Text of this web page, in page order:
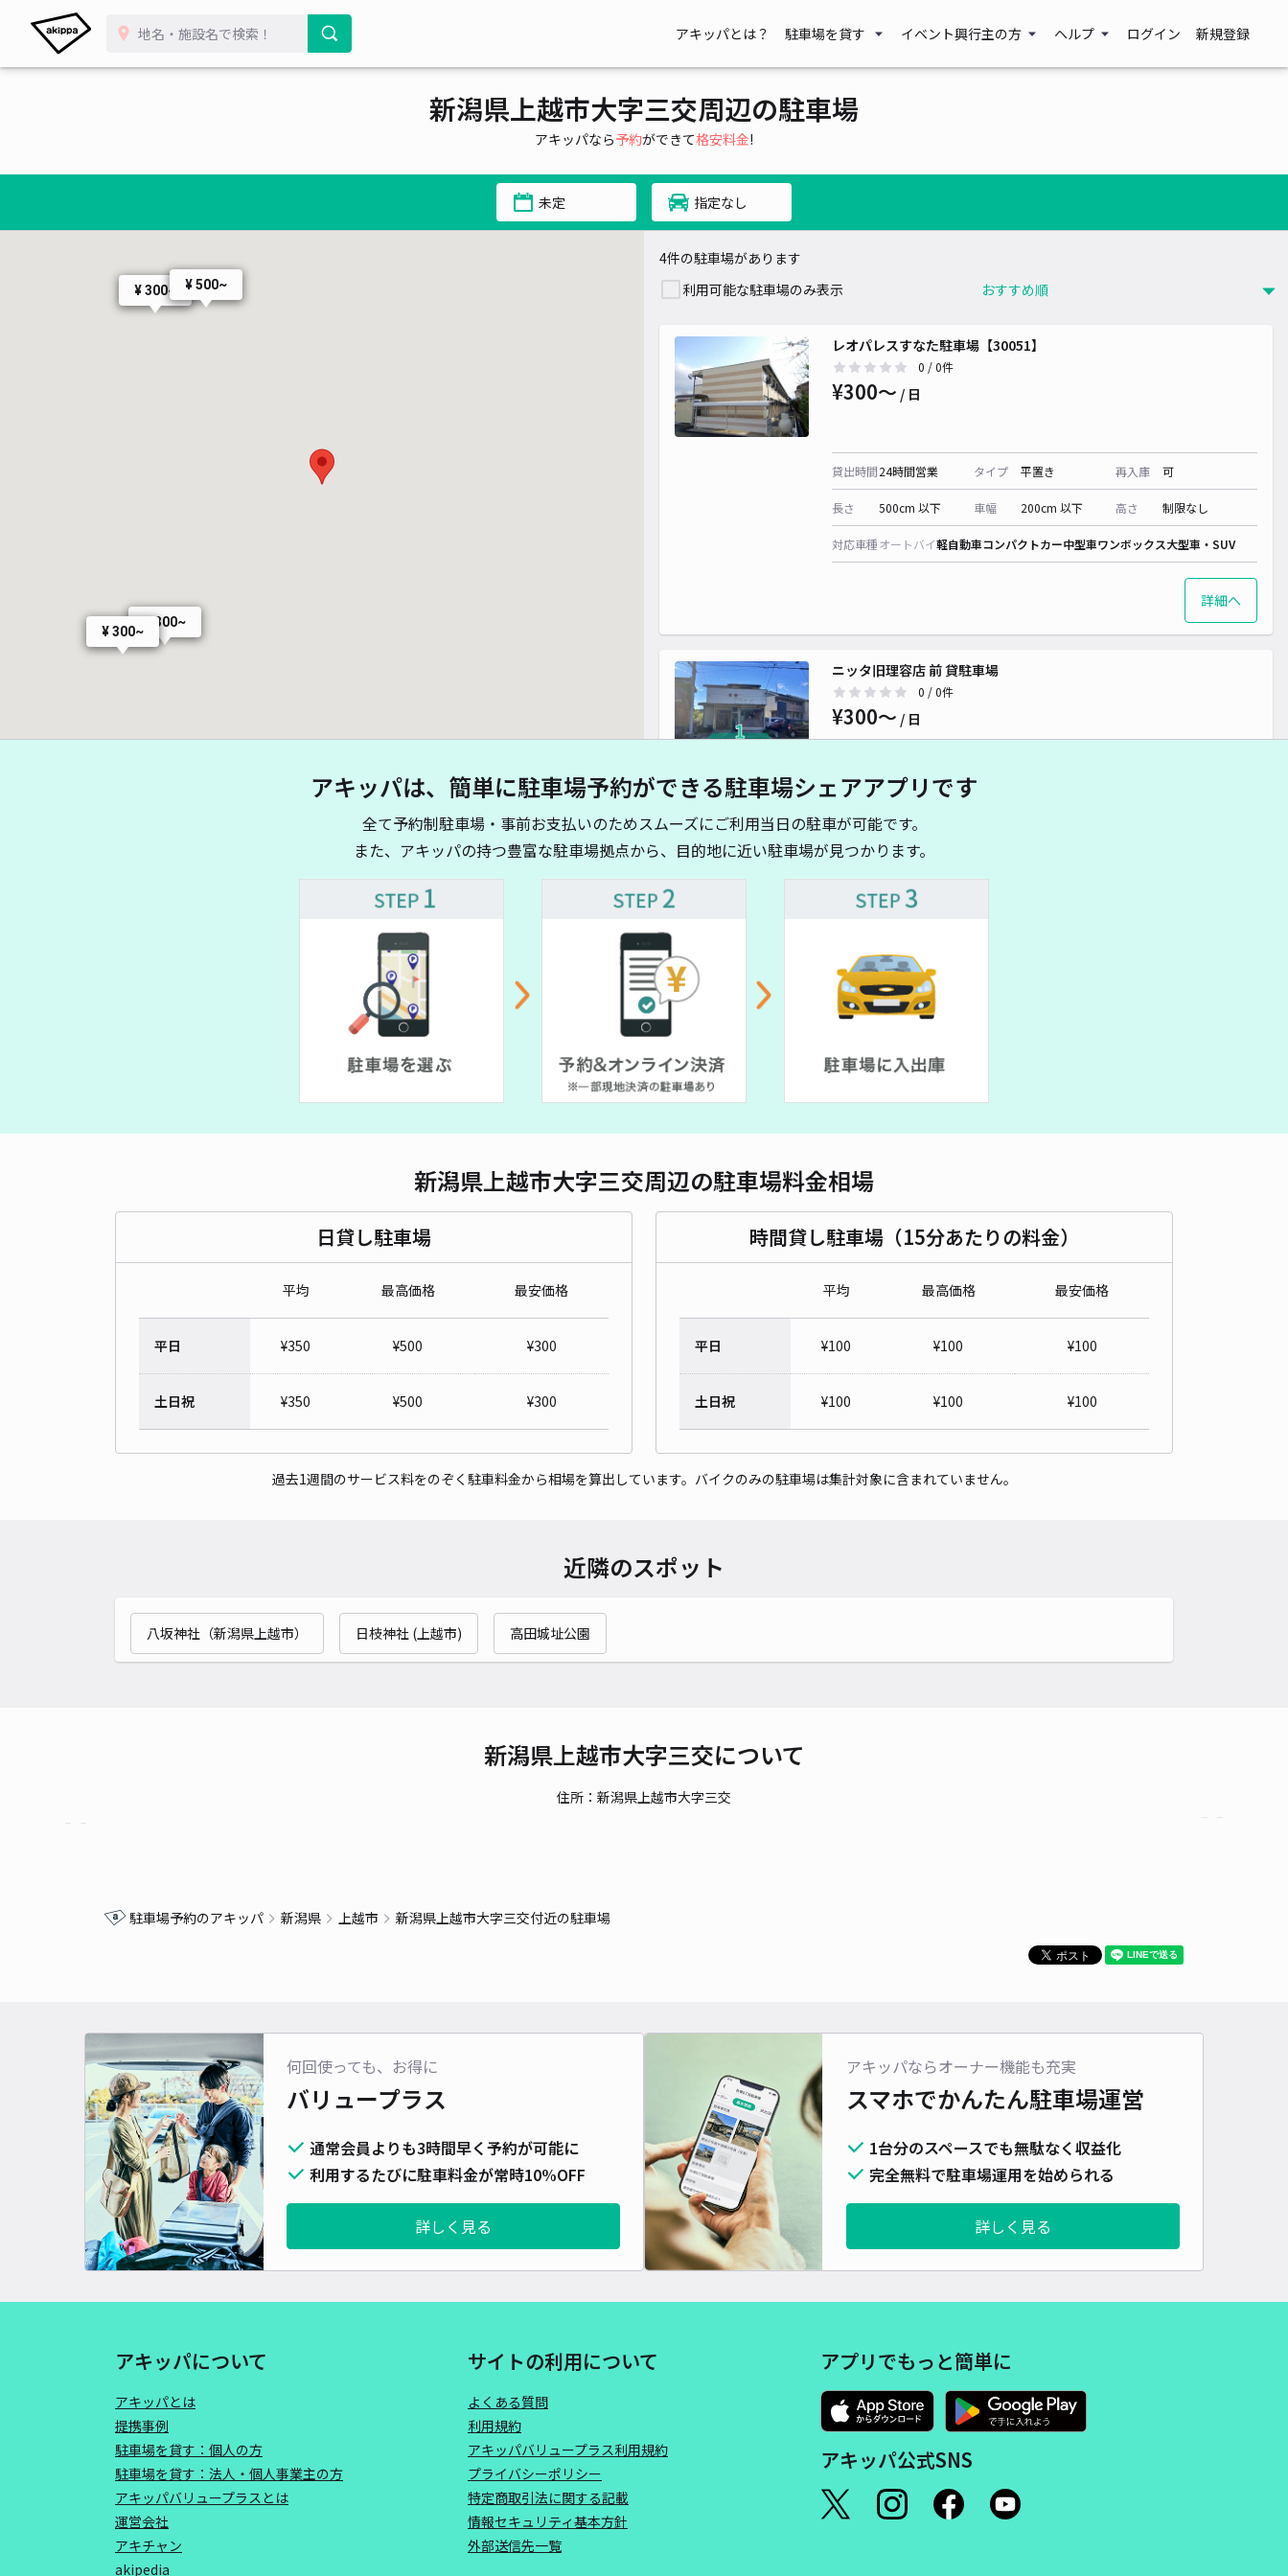
アキッパとは？ 駐車場を貸す イベント興行主の方 ヘルプ ログイン 新規登録
新潟県上越市大字三交周辺の駐車場
アキッパなら予約ができて格安料金!
未定 指定なし
¥ 300~
¥ 300~
¥ 300~
¥ 500~
4件の駐車場があります
利用可能な駐車場のみ表示
レオパレスすなた駐車場【30051】
0 / 0件
¥300〜 / 日
貸出時間24時間営業 タイプ 平置き 再入庫 可
長さ 500cm 以下 車幅 200cm 以下 高さ 制限なし
対応車種オートバイ軽自動車コンパクトカー中型車ワンボックス大型車・SUV
詳細へ
ニッタ旧理容店 前 貸駐車場
0 / 0件
¥300〜 / 日
貸出時間 24時間営業
長さ 460cm 以下
レオパレスなかやしき駐車場【26091】
0/ 0件
対応車種
五智2丁目6-33駐車場
/ 0件
¥500〜/ 日 ¥100〜 / 15分
時間貸し可
長さ 500cm 以下 車幅
アキッパは、簡単に駐車場予約ができる駐車場シェアアプリです
全て予約制駐車場・事前お支払いのためスムーズにご利用当日の駐車が可能です。
また、アキッパの持つ豊富な駐車場拠点から、目的地に近い駐車場が見つかります。
新潟県上越市大字三交周辺の駐車場料金相場
日貸し駐車場
平均 最高価格 最安価格
平日 ¥350 ¥500 ¥300
土日祝 ¥350 ¥500 ¥300
時間貸し駐車場（15分あたりの料金）
平均 最高価格 最安価格
平日 ¥100 ¥100 ¥100
土日祝 ¥100 ¥100 ¥100
過去1週間のサービス料をのぞく駐車料金から相場を算出しています。バイクのみの駐車場は集計対象に含まれていません。
近隣のスポット
八坂神社（新潟県上越市） 日枝神社 (上越市) 高田城址公園
新潟県上越市大字三交について
住所：新潟県上越市大字三交
駐車場予約のアキッパ 新潟県 上越市 新潟県上越市大字三交付近の駐車場
何回使っても、お得に
バリュープラス
通常会員よりも3時間早く予約が可能に
利用するたびに駐車料金が常時10%OFF
詳しく見る
アキッパならオーナー機能も充実
スマホでかんたん駐車場運営
1台分のスペースでも無駄なく収益化
完全無料で駐車場運用を始められる
詳しく見る
アキッパについて
アキッパとは
提携事例
駐車場を貸す：個人の方
駐車場を貸す：法人・個人事業主の方
アキッパバリュープラスとは
運営会社
アキチャン
akipedia
サイトの利用について
よくある質問
利用規約
アキッパバリュープラス利用規約
プライバシーポリシー
特定商取引法に関する記載
情報セキュリティ基本方針
外部送信先一覧
アプリでもっと簡単に
アキッパ公式SNS